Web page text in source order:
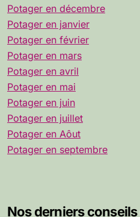
Potager en décembre
Potager en janvier
Potager en février
Potager en mars
Potager en avril
Potager en mai
Potager en juin
Potager en juillet
Potager en Aôut
Potager en septembre
Nos derniers